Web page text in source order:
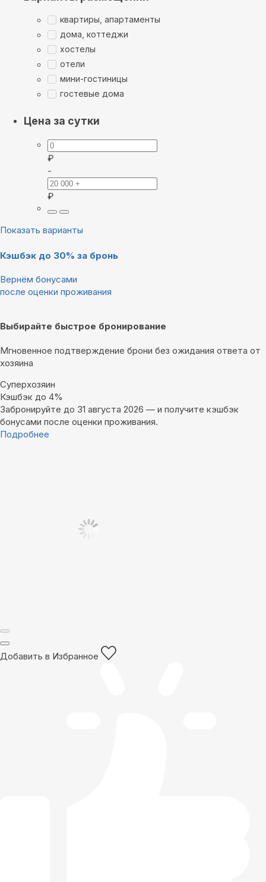
квартиры, апартаменты
дома, коттеджи
хостелы
отели
мини-гостиницы
гостевые дома
Цена за сутки
₽
-
₽
Показать варианты
Кэшбэк до 30% за бронь
Вернём бонусами
после оценки проживания
Выбирайте быстрое бронирование
Мгновенное подтверждение брони без ожидания ответа от
хозяина
Суперхозяин
Кэшбэк до 4%
Забронируйте до 31 августа 2026 — и получите кэшбэк
бонусами после оценки проживания.
Подробнее
Добавить в Избранное